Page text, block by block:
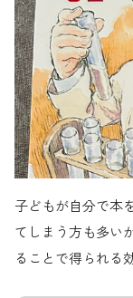
子どもが自分で本
てしまう方も多い
ることで得られる